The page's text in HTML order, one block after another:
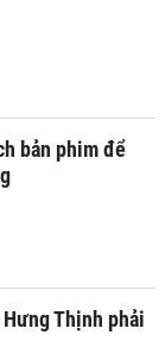
bản phim để
Thịnh phải